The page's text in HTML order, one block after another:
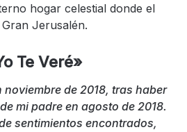
hogar celestial donde el
Jerusalén.
Te Veré»
noviembre de 2018, tras haber
mi padre en agosto de 2018.
sentimientos encontrados,